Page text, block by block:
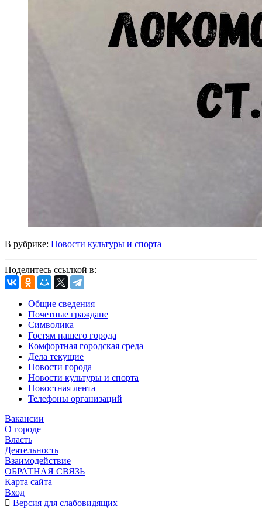
В рубрике: Новости культуры и спорта
Поделитесь ссылкой в:
Общие сведения
Почетные граждане
Символика
Гостям нашего города
Комфортная городская среда
Дела текущие
Новости города
Новости культуры и спорта
Новостная лента
Телефоны организаций
Вакансии
О городе
Власть
Деятельность
Взаимодействие
ОБРАТНАЯ СВЯЗЬ
Карта сайта
Вход
Версия для слабовидящих